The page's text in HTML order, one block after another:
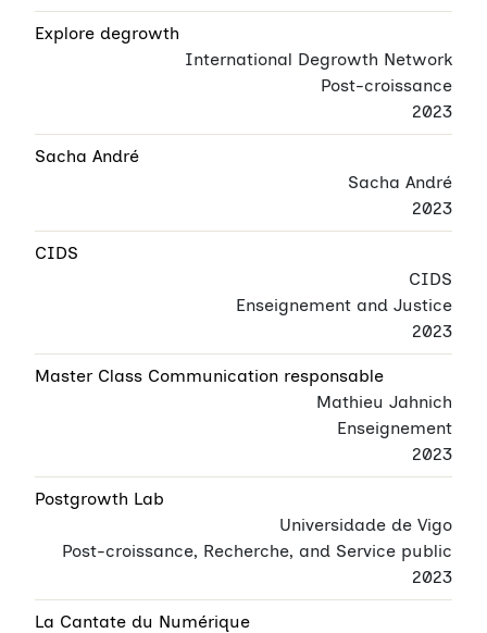
Explore degrowth
International Degrowth Network
Post-croissance
2023
Sacha André
Sacha André
2023
CIDS
CIDS
Enseignement and Justice
2023
Master Class Communication responsable
Mathieu Jahnich
Enseignement
2023
Postgrowth Lab
Universidade de Vigo
Post-croissance, Recherche, and Service public
2023
La Cantate du Numérique